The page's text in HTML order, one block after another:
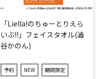
「Liella!のちゅーとりえら
いぶ!!」フェイスタオル(澁
谷かのん)
予約 NEW 期間限定